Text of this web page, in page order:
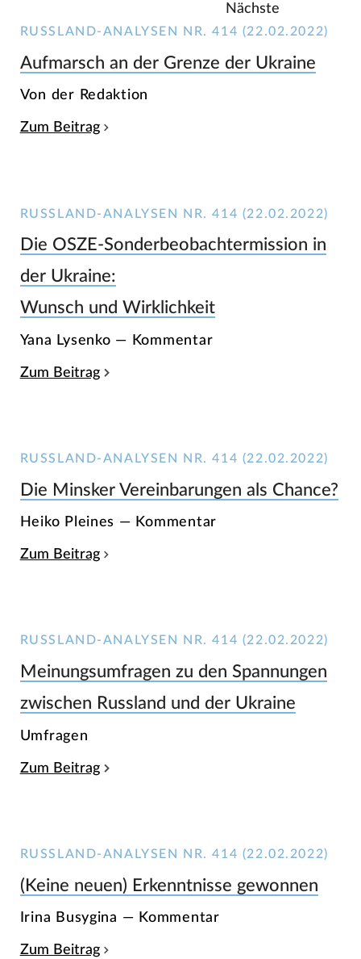
Nächste
RUSSLAND-ANALYSEN NR. 414 (22.02.2022)
Aufmarsch an der Grenze der Ukraine
Von der Redaktion
Zum Beitrag
RUSSLAND-ANALYSEN NR. 414 (22.02.2022)
Die OSZE-Sonderbeobachtermission in
der Ukraine:
Wunsch und Wirklichkeit
Yana Lysenko — Kommentar
Zum Beitrag
RUSSLAND-ANALYSEN NR. 414 (22.02.2022)
Die Minsker Vereinbarungen als Chance?
Heiko Pleines — Kommentar
Zum Beitrag
RUSSLAND-ANALYSEN NR. 414 (22.02.2022)
Meinungsumfragen zu den Spannungen
zwischen Russland und der Ukraine
Umfragen
Zum Beitrag
RUSSLAND-ANALYSEN NR. 414 (22.02.2022)
(Keine neuen) Erkenntnisse gewonnen
Irina Busygina — Kommentar
Zum Beitrag